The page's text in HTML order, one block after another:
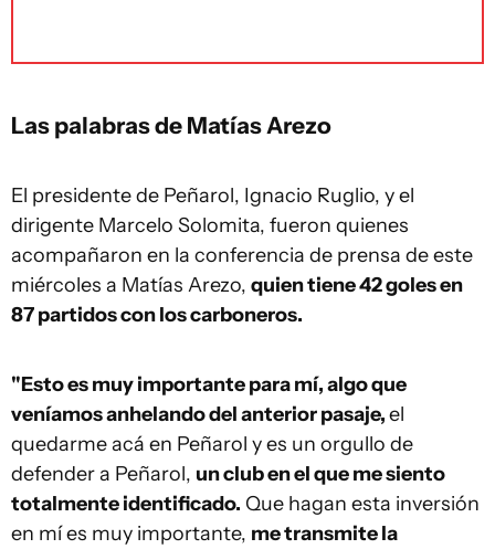
Las palabras de Matías Arezo
El presidente de Peñarol, Ignacio Ruglio, y el
dirigente Marcelo Solomita, fueron quienes
acompañaron en la conferencia de prensa de este
miércoles a Matías Arezo, quien tiene 42 goles en
87 partidos con los carboneros.
"Esto es muy importante para mí, algo que
veníamos anhelando del anterior pasaje,el
quedarme acá en Peñarol y es un orgullo de
defender a Peñarol, un club en el que me siento
totalmente identificado. Que hagan esta inversión
en mí es muy importante, me transmite la